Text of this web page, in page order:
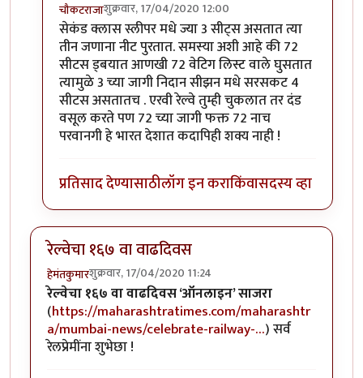
चौकटराजाशुक्रवार, 17/04/2020 12:00
In reply to...byहेमंतकुमार
सेकंड क्लास स्लीपर मधे ज्या 3 सीट्स असतात त्या
तीन जणाना नीट पुरतात. समस्या अशी आहे की 72
सीटस ड्बयात आणखी 72 वेटिग लिस्ट वाले घुसतात
त्यामुळे 3 च्या जागी निदान सीझन मधे सरसकट 4
सीटस असतातच . एरवी रेल्वे तुम्ही चुकलात तर दंड
वसूल करते पण 72 च्या जागी फक्त 72 नाच
परवानगी हे भारत देशात कदापिही शक्य नाही !
प्रतिसाद देण्यासाठीलॉग इन कराकिंवासदस्य व्हा
रेल्वेचा १६७ वा वाढदिवस
हेमंतकुमारशुक्रवार, 17/04/2020 11:24
रेल्वेचा १६७ वा वाढदिवस ‘ऑनलाइन’ साजरा
(https://maharashtratimes.com/maharashtr
a/mumbai-news/celebrate-railway-…) सर्व
रेलप्रेमींना शुभेछा !